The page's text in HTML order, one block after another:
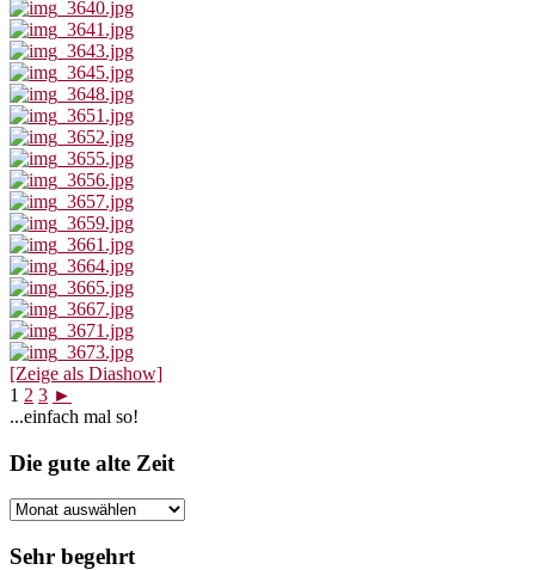
[Zeige als Diashow]
1 2 3 ►
Seitenspalte
...einfach mal so!
Footer
Die gute alte Zeit
Die
alte
Sehr begehrt